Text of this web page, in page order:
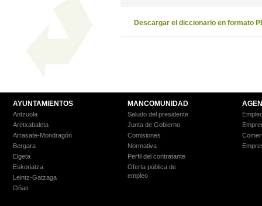
Descargar el diccionario en formato
AYUNTAMIENTOS
Antzuola
Aretxabaleta
Arrasate-Mondragón
Bergara
Elgeta
Eskoriatza
Leintz-Gatzaga
Oñati
MANCOMUNIDAD
Saludo del presidente
Junta de Gobierno
Comisiones
Normativa
Perfil del contratante
Oferta pública de
empleo